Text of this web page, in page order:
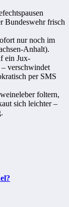
Bundeswehr frisch
nur noch im
Anhalt).
ein Jux-
verschwindet
per SMS
foltern,
sich leichter –